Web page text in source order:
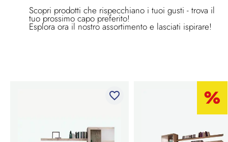
Scopri prodotti che rispecchiano i tuoi gusti - trova il
tuo prossimo capo preferito!
Esplora ora il nostro assortimento e lasciati ispirare!
favorite_border